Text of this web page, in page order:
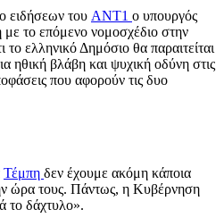
ειδήσεων του ANT1 ο υπουργός
με το επόμενο νομοσχέδιο στην
ελληνικό Δημόσιο θα παραιτείται
ηθική βλάβη και ψυχική οδύνη στις
που αφορούν τις δυο
Τέμπη δεν έχουμε ακόμη κάποια
ώρα τους. Πάντως, η Κυβέρνηση
το δάχτυλο».